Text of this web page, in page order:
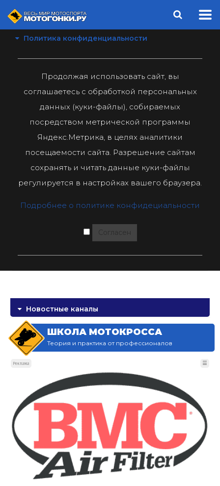
Политика конфиденциальности
Продолжая использовать сайт, вы
соглашаетесь с обработкой персональных
данных (куки-файлы), собираемых
посредством метрической программы
Яндекс.Метрика, в целях аналитики
посещаемости сайта. Разрешение сайтам
сохранять и читать данные куки-файлы
регулируется в настройках вашего браузера.
Подробнее о политике конфидециальности
Согласен
Новостные каналы
ШКОЛА МОТОКРОССА
Теория и практика от профессионалов
Реклама ☰